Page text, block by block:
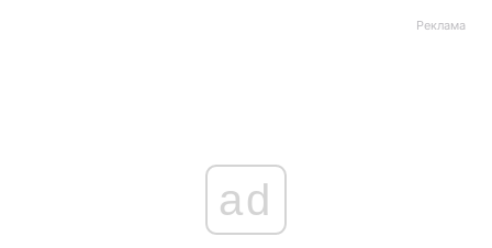
Реклама
ad